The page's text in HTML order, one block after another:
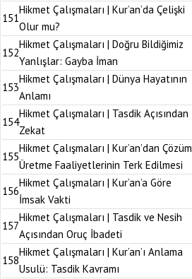
151
Hikmet Çalışmaları | Kur’an’da Çelişki
Olur mu?
152
Hikmet Çalışmaları | Doğru Bildiğimiz
Yanlışlar: Gayba İman
153
Hikmet Çalışmaları | Dünya Hayatının
Anlamı
154
Hikmet Çalışmaları | Tasdik Açısından
Zekat
155
Hikmet Çalışmaları | Kur’an’dan Çözüm
Üretme Faaliyetlerinin Terk Edilmesi
156
Hikmet Çalışmaları | Kur’an’a Göre
İmsak Vakti
157
Hikmet Çalışmaları | Tasdik ve Nesih
Açısından Oruç İbadeti
158
Hikmet Çalışmaları | Kur’an’ı Anlama
Usulü: Tasdik Kavramı